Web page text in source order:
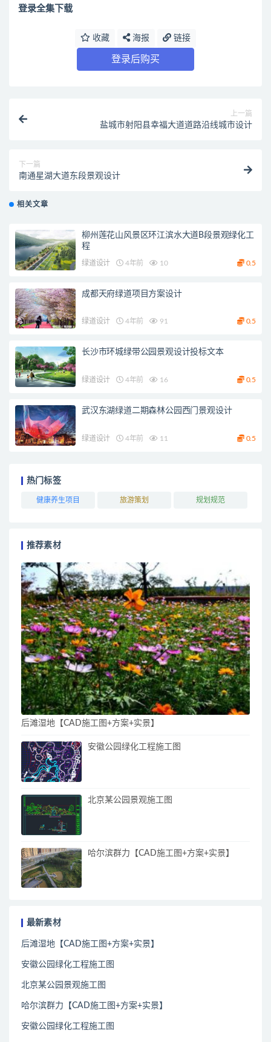
登录全集下载
收藏 海报 链接
登录后购买
上一篇
盐城市射阳县幸福大道道路沿线城市设计
下一篇
南通星湖大道东段景观设计
相关文章
柳州莲花山风景区环江滨水大道B段景观绿化工
程
绿道设计 4年前 10 0.5
成都天府绿道项目方案设计
绿道设计 4年前 91 0.5
长沙市环城绿带公园景观设计投标文本
绿道设计 4年前 16 0.5
武汉东湖绿道二期森林公园西门景观设计
绿道设计 4年前 11 0.5
热门标签
健康养生项目 旅游策划 规划规范
推荐素材
后滩湿地【CAD施工图+方案+实景】
安徽公园绿化工程施工图
北京某公园景观施工图
哈尔滨群力【CAD施工图+方案+实景】
最新素材
后滩湿地【CAD施工图+方案+实景】
安徽公园绿化工程施工图
北京某公园景观施工图
哈尔滨群力【CAD施工图+方案+实景】
安徽公园绿化工程施工图